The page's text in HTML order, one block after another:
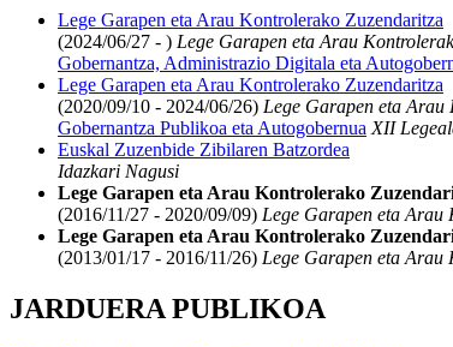
Lege Garapen eta Arau Kontrolerako Zuzendaritza
(2024/06/27 - ) Lege Garapen eta Arau
Gobernantza, Administrazio Digitala eta
Lege Garapen eta Arau Kontrolerako Zuzendaritza
(2020/09/10 - 2024/06/26) Lege Garapen eta Arau
Gobernantza Publikoa eta Autogobernua XII
Euskal Zuzenbide Zibilaren Batzordea
Idazkari Nagusi
Lege Garapen eta Arau Kontrolerako
(2016/11/27 - 2020/09/09) Lege Garapen eta Arau
Lege Garapen eta Arau Kontrolerako
(2013/01/17 - 2016/11/26) Lege Garapen eta Arau
JARDUERA PUBLIKOA